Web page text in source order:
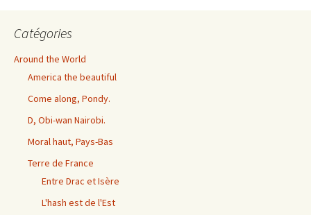
Catégories
Around the World
America the beautiful
Come along, Pondy.
D, Obi-wan Nairobi.
Moral haut, Pays-Bas
Terre de France
Entre Drac et Isère
L'hash est de l'Est